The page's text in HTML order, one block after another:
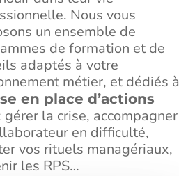
Nous vous
un ensemble de
de formation et de
adaptés à votre
métier, et dédiés à
en place d’actions
gérer la crise, accompagner
en difficulté,
vos rituels managériaux,
les RPS…